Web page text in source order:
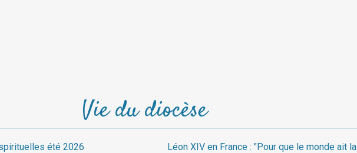
Vie du diocèse
été 2026
Léon XIV en France : "Pour que le monde ait la